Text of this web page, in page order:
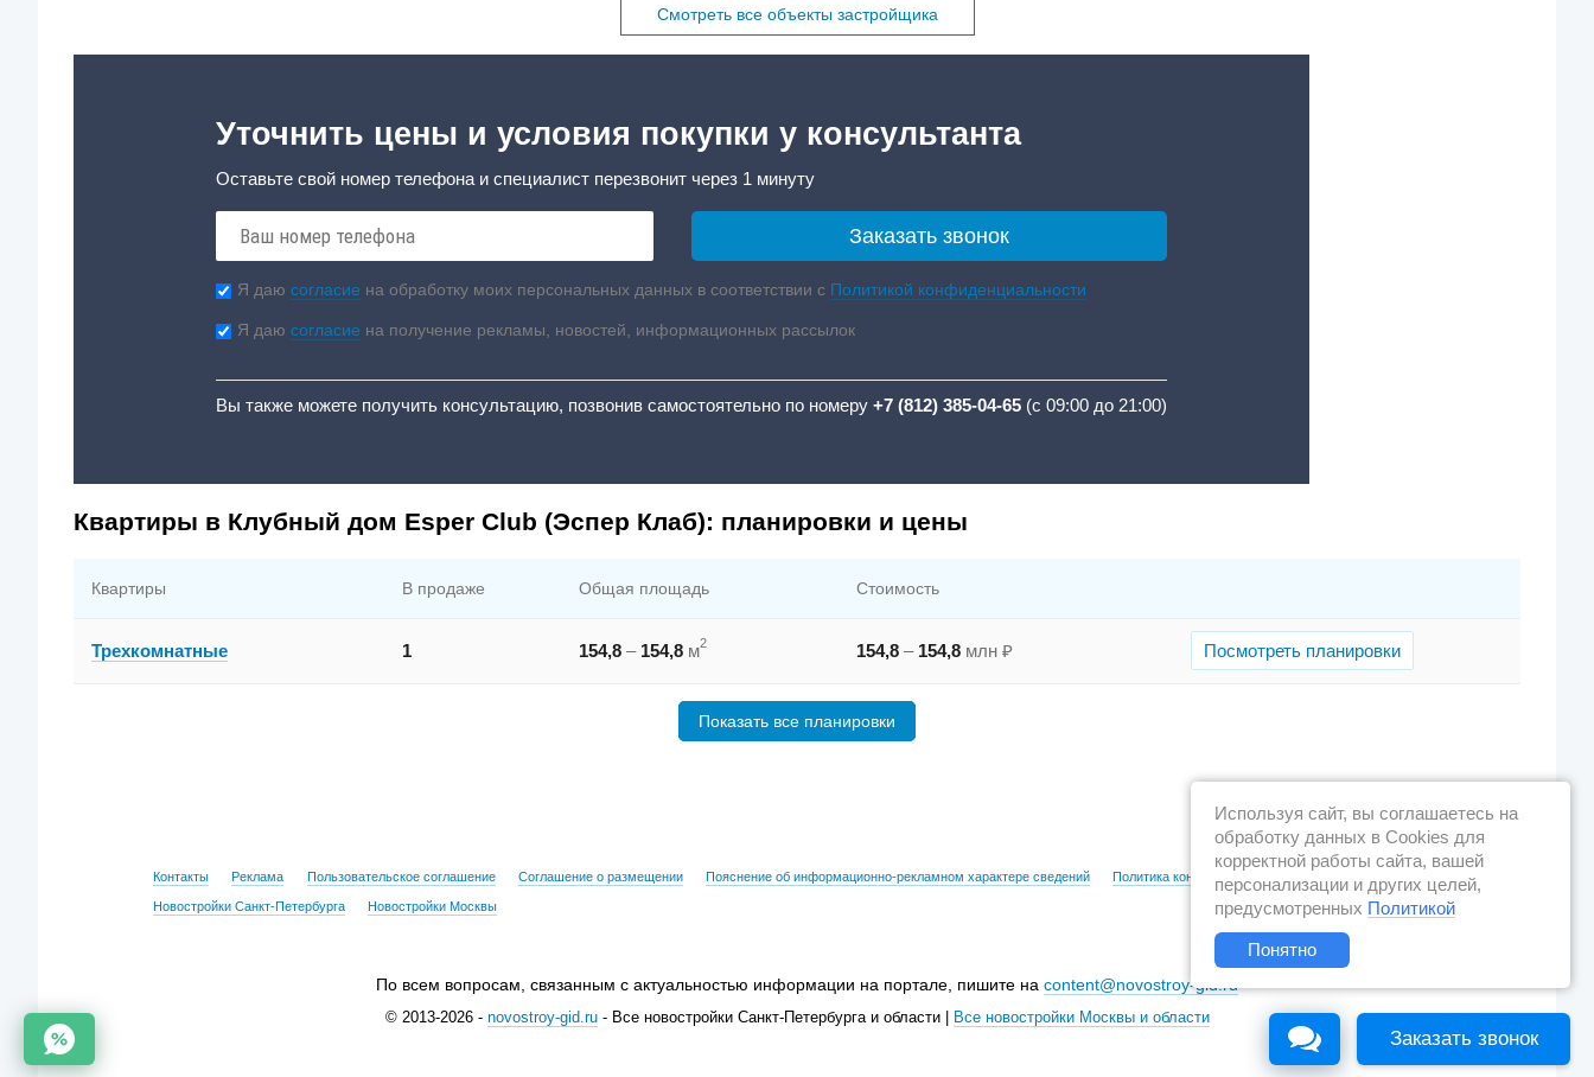
Смотреть все объекты застройщика
Уточнить цены и условия покупки у консультанта
Оставьте свой номер телефона и специалист перезвонит через 1 минуту
Я даю согласие на обработку моих персональных данных в соответствии с Политикой конфиденциальности
Я даю согласие на получение рекламы, новостей, информационных рассылок
Вы также можете получить консультацию, позвонив самостоятельно по номеру +7 (812) 385-04-65 (с 09:00 до 21:00)
Квартиры в Клубный дом Esper Club (Эспер Клаб): планировки и цены
Квартиры В продаже Общая площадь Стоимость
Трехкомнатные 1 154,8 –154,8 м2 154,8 –154,8 млн ₽ Посмотреть планировки
Показать все планировки
Контакты Реклама Пользовательское соглашение Соглашение о размещении Пояснение об информационно-рекламном характере сведений Политика конфиденциальности
Новостройки Санкт-Петербурга Новостройки Москвы
По всем вопросам, связанным с актуальностью информации на портале, пишите на content@novostroy-gid.ru
© 2013-2026 - novostroy-gid.ru - Все новостройки Санкт-Петербурга и области | Все новостройки Москвы и области
Используя сайт, вы соглашаетесь на
обработку данных в Cookies для
корректной работы сайта, вашей
персонализации и других целей,
предусмотренных Политикой
Понятно
Заказать звонок